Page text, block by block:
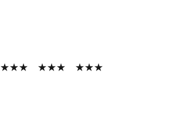
★★★ ★★★ ★★★